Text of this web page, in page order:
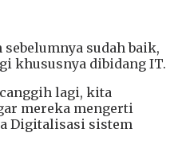
sudah baik,
khususnya dibidang IT.
lagi, kita
mereka mengerti
Digitalisasi sistem